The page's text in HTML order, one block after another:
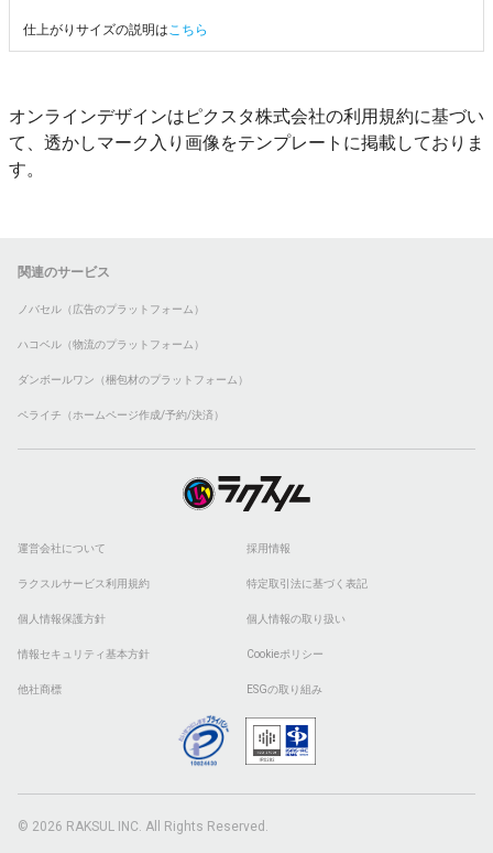
仕上がりサイズの説明はこちら
オンラインデザインはピクスタ株式会社の利用規約に基づい
て、透かしマーク入り画像をテンプレートに掲載しておりま
す。
関連のサービス
ノバセル（広告のプラットフォーム）
ハコベル（物流のプラットフォーム）
ダンボールワン（梱包材のプラットフォーム）
ペライチ（ホームページ作成/予約/決済）
運営会社について 採用情報
ラクスルサービス利用規約 特定取引法に基づく表記
個人情報保護方針 個人情報の取り扱い
情報セキュリティ基本方針 Cookieポリシー
他社商標 ESGの取り組み
© 2026 RAKSUL INC. All Rights Reserved.